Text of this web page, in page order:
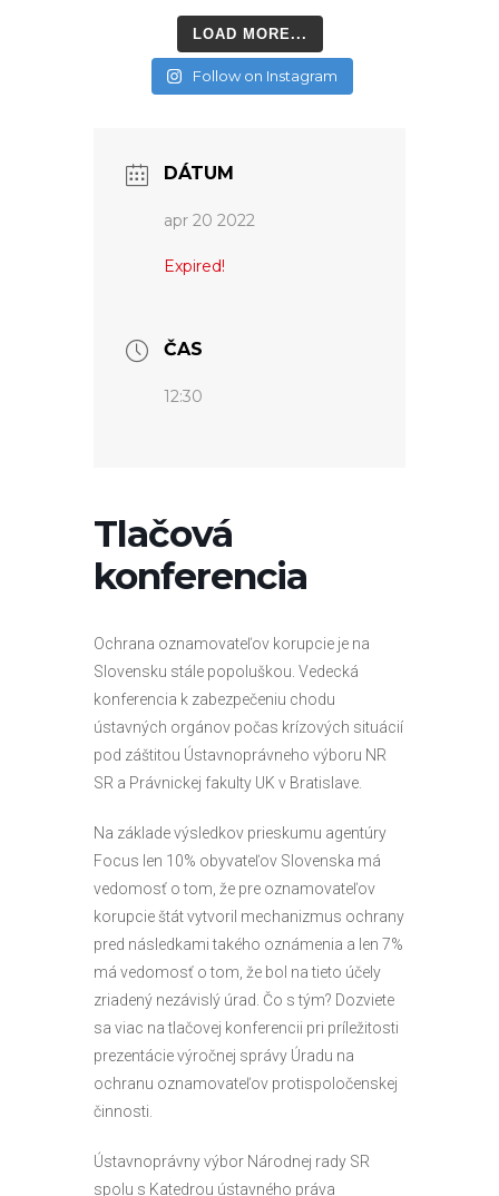
LOAD MORE...
Follow on Instagram
DÁTUM
apr 20 2022
Expired!
ČAS
12:30
Tlačová
konferencia
Ochrana oznamovateľov korupcie je na
Slovensku stále popoluškou. Vedecká
konferencia k zabezpečeniu chodu
ústavných orgánov počas krízových situácií
pod záštitou Ústavnoprávneho výboru NR
SR a Právnickej fakulty UK v Bratislave.
Na základe výsledkov prieskumu agentúry
Focus len 10% obyvateľov Slovenska má
vedomosť o tom, že pre oznamovateľov
korupcie štát vytvoril mechanizmus ochrany
pred následkami takého oznámenia a len 7%
má vedomosť o tom, že bol na tieto účely
zriadený nezávislý úrad. Čo s tým? Dozviete
sa viac na tlačovej konferencii pri príležitosti
prezentácie výročnej správy Úradu na
ochranu oznamovateľov protispoločenskej
činnosti.
Ústavnoprávny výbor Národnej rady SR
spolu s Katedrou ústavného práva